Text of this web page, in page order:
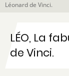
Léonard de Vinci.
LÉO, La
de Vinci.